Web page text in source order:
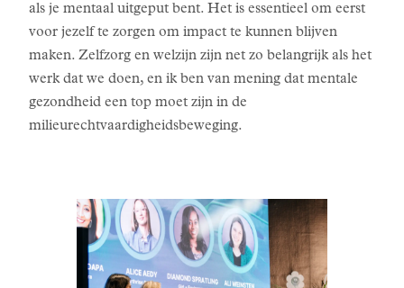
als je mentaal uitgeput bent. Het is essentieel om eerst
voor jezelf te zorgen om impact te kunnen blijven
maken. Zelfzorg en welzijn zijn net zo belangrijk als het
werk dat we doen, en ik ben van mening dat mentale
gezondheid een top moet zijn in de
milieurechtvaardigheidsbeweging.